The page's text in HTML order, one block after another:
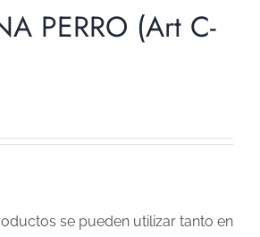
PERRO (Art C-
se pueden utilizar tanto en